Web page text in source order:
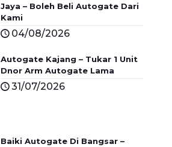
Jaya – Boleh Beli Autogate Dari
Kami
04/08/2026
Autogate Kajang – Tukar 1 Unit
Dnor Arm Autogate Lama
31/07/2026
Baiki Autogate Di Bangsar –